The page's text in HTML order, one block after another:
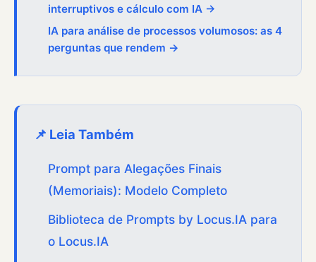
interruptivos e cálculo com IA →
IA para análise de processos volumosos: as 4
perguntas que rendem →
📌 Leia Também
Prompt para Alegações Finais
(Memoriais): Modelo Completo
Biblioteca de Prompts by Locus.IA para
o Locus.IA